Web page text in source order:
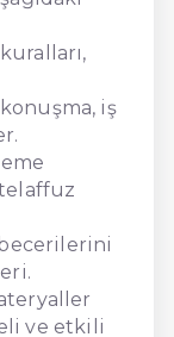
iş
ve etkili